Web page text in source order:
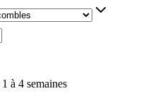
1 à 4 semaines